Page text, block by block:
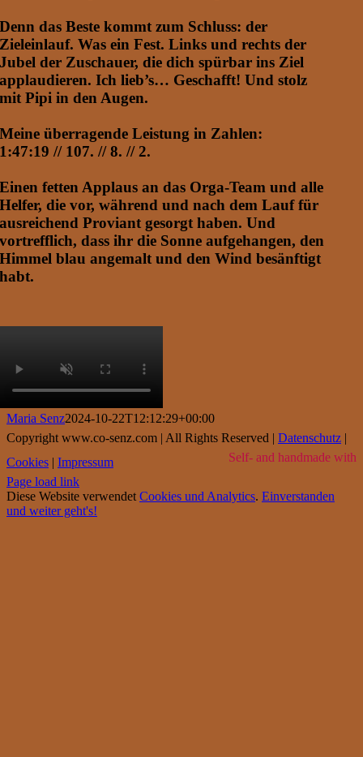
Denn das Beste kommt zum Schluss: der
Zieleinlauf. Was ein Fest. Links und rechts der
Jubel der Zuschauer, die dich spürbar ins Ziel
applaudieren. Ich lieb’s… Geschafft! Und stolz
mit Pipi in den Augen.
Meine überragende Leistung in Zahlen:
1:47:19 // 107. // 8. // 2.
Einen fetten Applaus an das Orga-Team und alle
Helfer, die vor, während und nach dem Lauf für
ausreichend Proviant gesorgt haben. Und
vortrefflich, dass ihr die Sonne aufgehangen, den
Himmel blau angemalt und den Wind besänftigt
habt.
Maria Senz2024-10-22T12:12:29+00:00
Copyright www.co-senz.com | All Rights Reserved | Datenschutz |
Cookies | Impressum
Self- and handmade with
Page load link
Diese Website verwendet Cookies und Analytics. Einverstanden
und weiter geht's!